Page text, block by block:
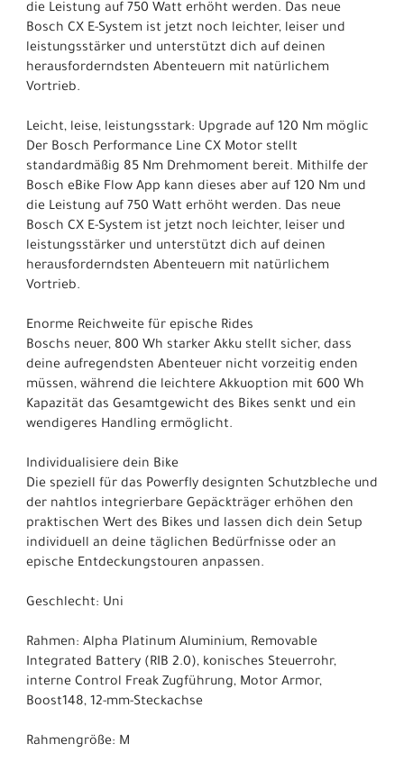
die Leistung auf 750 Watt erhöht werden. Das neue
Bosch CX E-System ist jetzt noch leichter, leiser und
leistungsstärker und unterstützt dich auf deinen
herausforderndsten Abenteuern mit natürlichem
Vortrieb.
Leicht, leise, leistungsstark: Upgrade auf 120 Nm möglic
Der Bosch Performance Line CX Motor stellt
standardmäßig 85 Nm Drehmoment bereit. Mithilfe der
Bosch eBike Flow App kann dieses aber auf 120 Nm und
die Leistung auf 750 Watt erhöht werden. Das neue
Bosch CX E-System ist jetzt noch leichter, leiser und
leistungsstärker und unterstützt dich auf deinen
herausforderndsten Abenteuern mit natürlichem
Vortrieb.
Enorme Reichweite für epische Rides
Boschs neuer, 800 Wh starker Akku stellt sicher, dass
deine aufregendsten Abenteuer nicht vorzeitig enden
müssen, während die leichtere Akkuoption mit 600 Wh
Kapazität das Gesamtgewicht des Bikes senkt und ein
wendigeres Handling ermöglicht.
Individualisiere dein Bike
Die speziell für das Powerfly designten Schutzbleche und
der nahtlos integrierbare Gepäckträger erhöhen den
praktischen Wert des Bikes und lassen dich dein Setup
individuell an deine täglichen Bedürfnisse oder an
epische Entdeckungstouren anpassen.
Geschlecht: Uni
Rahmen: Alpha Platinum Aluminium, Removable
Integrated Battery (RIB 2.0), konisches Steuerrohr,
interne Control Freak Zugführung, Motor Armor,
Boost148, 12-mm-Steckachse
Rahmengröße: M